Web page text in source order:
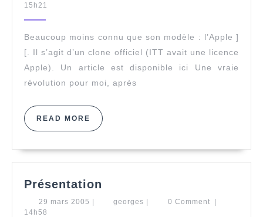
15h21
Beaucoup moins connu que son modèle : l’Apple ]
[. Il s’agit d’un clone officiel (ITT avait une licence
Apple). Un article est disponible ici Une vraie
révolution pour moi, après
READ MORE READ
MORE
Présentation
29 mars 2005 29
| georges georges
| 0 Comment
|
14h58